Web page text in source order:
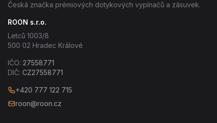
Česká značka prémiových dotykových vypínačů a zásuvek.
ROON s.r.o.
Letců 1003/8
500 02 Hradec Králové
IČO: 27558771
DIČ: CZ27558771
+420 777 122 715
roon@roon.cz